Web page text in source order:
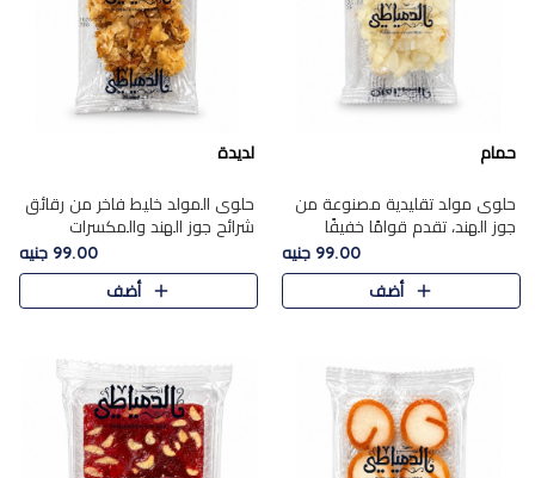
حمام
حلوى مولد تقليدية مصنوعة من
جوز الهند، تقدم قوامًا خفيفًا
ونكهة شرقية أصيلة تجسد روح
الـموسم الأعياد.
99.00 جنيه
أضف
لديدة
حلوى المولد خليط فاخر من رقائق
شرائح جوز الهند والمكسرات
المحمصة، متماسك بشراب حلاوة
الكراميل الخفيفة ليمنحك قرمشة
غنية ومذاقًا شرقيًا أصيلً..
99.00 جنيه
أضف